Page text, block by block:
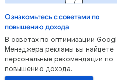
Ознакомьтесь с советами по
повышению дохода
В советах по оптимизации
Менеджера рекламы вы найдете
персональные рекомендации по
повышению дохода.